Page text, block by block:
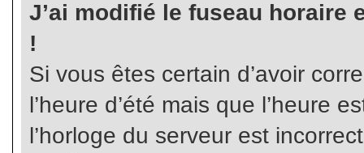
J’ai modifié le fuseau horaire
!
Si vous êtes certain d’avoir
l’heure d’été mais que l’heure
l’horloge du serveur est